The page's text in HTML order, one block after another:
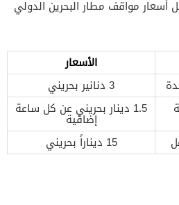
أسعار مواقف مطار البحرين الدولي
الأسعار
3 دنانير بحريني
1.5 دينار بحريني عن كل ساعة
إضافية
15 ديناراً بحريني